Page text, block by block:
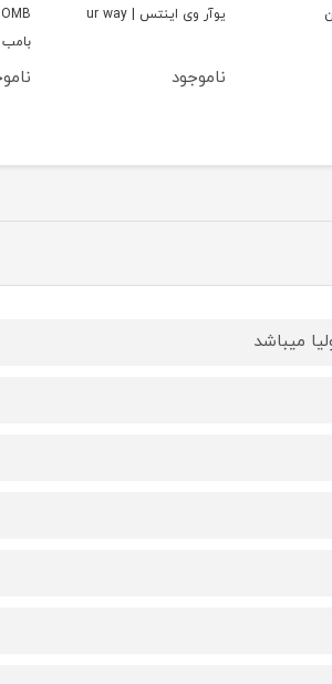
يوآر وى اينتس | ur way
ناموجود
بامب
ميباشد